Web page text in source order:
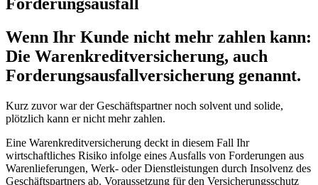
Wenn Ihr Kunde nicht mehr zahlen kann:
Die Warenkreditversicherung, auch
Forderungsausfallversicherung genannt.
Kurz zuvor war der Geschäftspartner noch solvent und solide,
plötzlich kann er nicht mehr zahlen.
Eine Warenkreditversicherung deckt in diesem Fall Ihr
wirtschaftliches Risiko infolge eines Ausfalls von Forderungen aus
Warenlieferungen, Werk- oder Dienstleistungen durch Insolvenz des
Geschäftspartners ab. Voraussetzung für den Versicherungsschutz